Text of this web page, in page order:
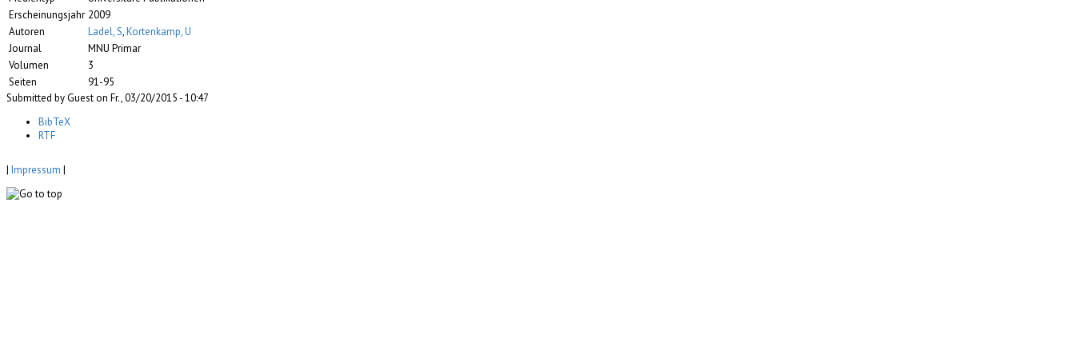
Erscheinungsjahr 2009
Autoren
Ladel, S,Kortenkamp, U
Journal
MNU Primar
Volumen
3
Seiten
91-95
Submitted by Guest on Fr., 03/20/2015 - 10:47
BibTeX
RTF
| Impressum |